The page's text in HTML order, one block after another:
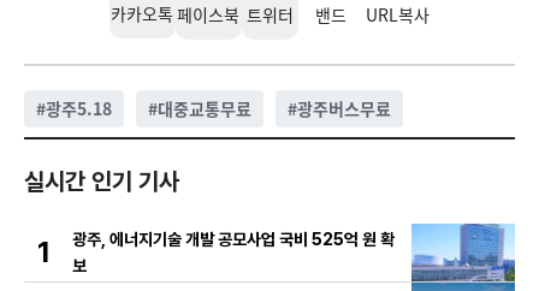
카카오톡 페이스북 트위터 밴드 URL복사
#광주5.18 #대중교통무료 #광주버스무료
실시간 인기 기사
1
광주, 에너지기술 개발 공모사업 국비 525억 원 확
보